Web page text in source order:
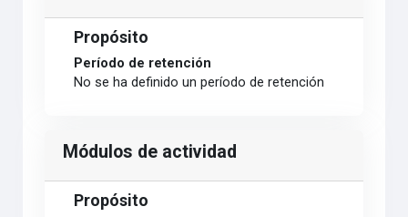
Propósito
Período de retención
No se ha definido un período de retención
Módulos de actividad
Propósito